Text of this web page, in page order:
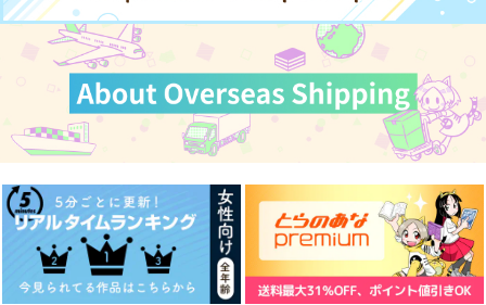
神様お借りしてます２
チョコレートボンバ
5,972円（税込）
五条悟×虎杖悠仁
サンプル
作品詳細
本日のごゆだいじぇす
と
パンダファシズム
220円（税込）
五条悟×虎杖悠仁
サンプル
作品詳細
あらずや五条 第四幕
『月嶺花』
やまやま
（税込）
サンプル
作品詳細
サンプル
カート
サンプル サンプル